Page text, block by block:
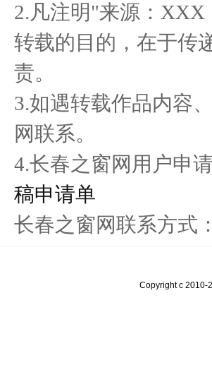
2.凡注明"来源：
转载的目的，在于传
责。
3.如遇转载作品内容
网联系。
4.长春之窗网用户申
稿申请单
长春之窗网联系方式：
Copyright c 2010-